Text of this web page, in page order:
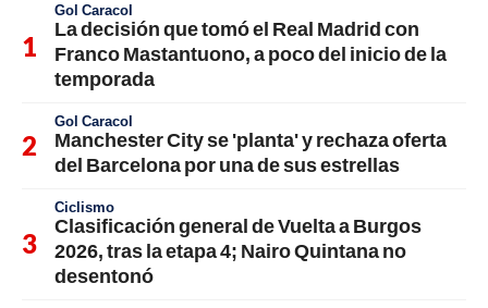
Gol Caracol
La decisión que tomó el Real Madrid con
Franco Mastantuono, a poco del inicio de la
temporada
Gol Caracol
Manchester City se 'planta' y rechaza oferta
del Barcelona por una de sus estrellas
Ciclismo
Clasificación general de Vuelta a Burgos
2026, tras la etapa 4; Nairo Quintana no
desentonó